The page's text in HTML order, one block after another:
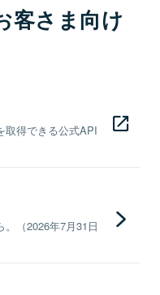
客さま向け
取得できる公式API
（2026年7月31日